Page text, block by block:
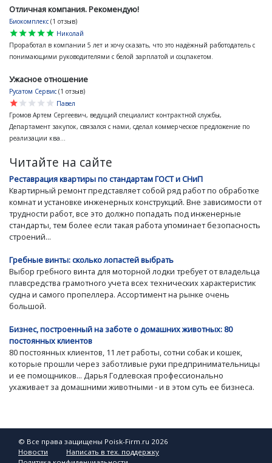
Отличная компания. Рекомендую!
Биокомплекс (1 отзыв)
star
star
star
star
star
Николай
Проработал в компании 5 лет и хочу сказать, что это надёжный работодатель с
понимающими руководителями с белой зарплатой и соцпакетом.
Ужасное отношение
Русатом Сервис (1 отзыв)
star
star
star
star
star
Павел
Громов Артем Сергеевич, ведущий специалист контрактной службы,
Департамент закупок, связался с нами, сделал коммерческое предложение по
реализации ква...
Читайте на сайте
Реставрация квартиры по стандартам ГОСТ и СНиП
Квартирный ремонт представляет собой ряд работ по обработке
комнат и установке инженерных конструкций. Вне зависимости от
трудности работ, все это должно попадать под инженерные
стандарты, тем более если такая работа упоминает безопасность
строений...
Гребные винты: сколько лопастей выбрать
Выбор гребного винта для моторной лодки требует от владельца
плавсредства грамотного учета всех технических характеристик
судна и самого пропеллера. Ассортимент на рынке очень
большой.
Бизнес, построенный на заботе о домашних животных: 80
постоянных клиентов
80 постоянных клиентов, 11 лет работы, сотни собак и кошек,
которые прошли через заботливые руки предпринимательницы
и ее помощников... Дарья Годлевская профессионально
ухаживает за домашними животными - и в этом суть ее бизнеса.
© Все права защищены Poisk-Firm.ru 2026
Новости
Написать в тех. поддержку